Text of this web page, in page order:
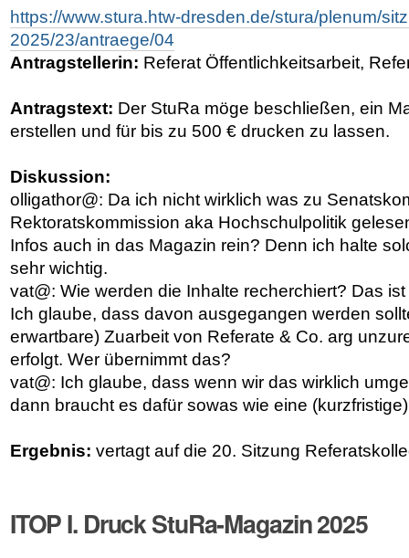
https://www.stura.htw-dresden.de/stura/plenum/
2025/23/antraege/04
Antragstellerin: Referat Öffentlichkeitsarbeit,
Antragstext: Der StuRa möge beschließen, ein
erstellen und für bis zu 500 € drucken zu lassen.
Diskussion:
olligathor@: Da ich nicht wirklich was zu
Rektoratskommission aka Hochschulpolitik
Infos auch in das Magazin rein? Denn ich halte
sehr wichtig.
vat@: Wie werden die Inhalte recherchiert? Das
Ich glaube, dass davon ausgegangen werden
erwartbare) Zuarbeit von Referate & Co. arg
erfolgt. Wer übernimmt das?
vat@: Ich glaube, dass wenn wir das wirklich
dann braucht es dafür sowas wie eine
Ergebnis: vertagt auf die 20. Sitzung
ITOP I. Druck StuRa-Magazin 2025